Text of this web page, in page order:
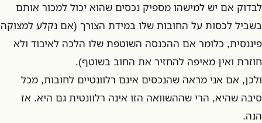
לבדוק אם יש למישהו מספיק נכסים שהוא יכול למכור אותם
בשביל לכסות על החובות שלו במידת הצורך (אם נקלע למצוקה
פיננסית, כלומר אם ההכנסה השוטפת שלו הלכה לאיבוד ולא
חוזרת ואין מאיפה להחזיר את החוב בשוטף).
ולכן, אם אני מראה שהנכסים אינם רלוונטיים לחובות, מכל
סיבה שהיא, הרי שההשוואה הזו אינה רלוונטית גם היא. אז
הנה.